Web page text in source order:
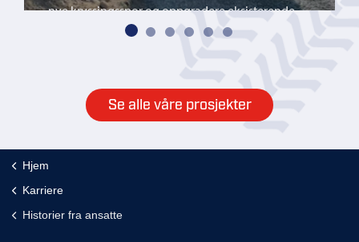
nye kryssingsspor og oppgradere eksisterende
Se alle våre prosjekter
Hjem
Karriere
Historier fra ansatte